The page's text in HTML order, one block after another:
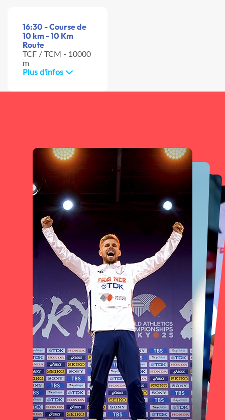
16:30 - Course de
10 km - 10 Km
Route
TCF / TCM - 10000
m
Plus d'infos